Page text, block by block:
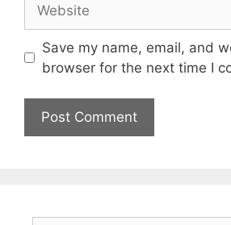
Save my name, email, and
browser for the next time I